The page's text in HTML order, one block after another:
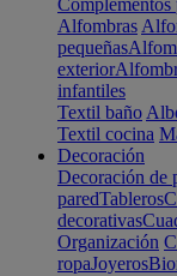
Complementos
Alfombras
pequeñas
exterior
infantiles
Textil baño
Textil cocina
Decoración
Decoración de
paredTableros
decorativas
Organización
ropaJoyeros